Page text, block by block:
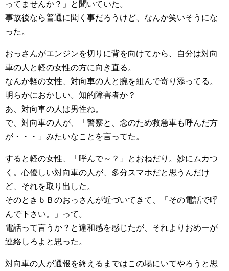
ってませんか？」と聞いていた。
事故後なら普通に聞く事だろうけど、なんか笑いそうにな
った。
おっさんがエンジンを切りに背を向けてから、自分は対向
車の人と軽の女性の方に向き直る。
なんか軽の女性、対向車の人と腕を組んで寄り添ってる。
明らかにおかしい。知的障害者か？
あ、対向車の人は男性ね。
で、対向車の人が、「警察と、念のため救急車も呼んだ方
が・・・」みたいなことを言ってた。
すると軽の女性、「呼んで～？」とおねだり。妙にムカつ
く。心優しい対向車の人が、多分スマホだと思うんだけ
ど、それを取り出した。
そのときｂＢのおっさんが近づいてきて、「その電話で呼
んで下さい。」って。
電話って言うか？と違和感を感じたが、それよりおめーが
連絡しろよと思った。
対向車の人が通報を終えるまではこの場にいてやろうと思